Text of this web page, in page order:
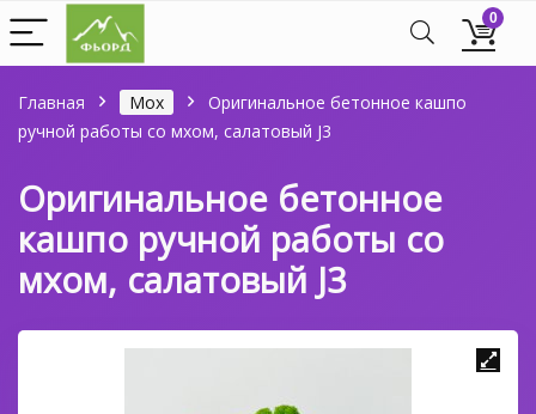
0
Главная Мох
Оригинальное бетонное кашпо
ручной работы со мхом, салатовый J3
Оригинальное бетонное
кашпо ручной работы со
мхом, салатовый J3